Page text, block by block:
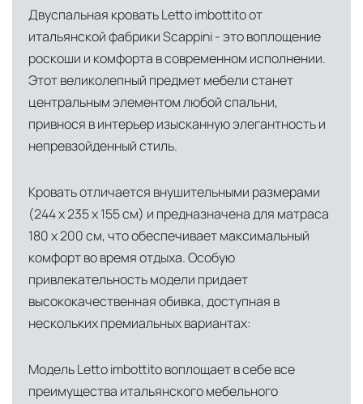
Двуспальная кровать Letto imbottito от
итальянской фабрики Scappini - это воплощение
роскоши и комфорта в современном исполнении.
Этот великолепный предмет мебели станет
центральным элементом любой спальни,
привнося в интерьер изысканную элегантность и
непревзойденный стиль.
Кровать отличается внушительными размерами
(244 х 235 х 155 см) и предназначена для матраса
180 х 200 см, что обеспечивает максимальный
комфорт во время отдыха. Особую
привлекательность модели придает
высококачественная обивка, доступная в
нескольких премиальных вариантах:
Модель Letto imbottito воплощает в себе все
преимущества итальянского мебельного